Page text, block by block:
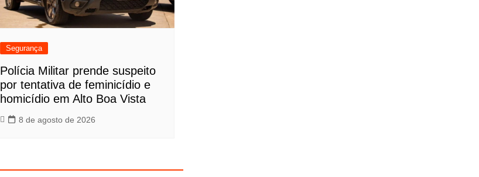
Segurança
Polícia Militar prende suspeito
por tentativa de feminicídio e
homicídio em Alto Boa Vista
8 de agosto de 2026